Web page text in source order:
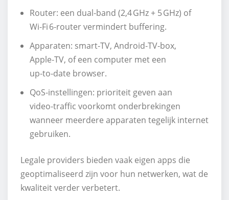
Router: een dual‑band (2,4 GHz + 5 GHz) of
Wi‑Fi 6‑router vermindert buffering.
Apparaten: smart‑TV, Android‑TV‑box,
Apple‑TV, of een computer met een
up‑to‑date browser.
QoS‑instellingen: prioriteit geven aan
video‑traffic voorkomt onderbrekingen
wanneer meerdere apparaten tegelijk internet
gebruiken.
Legale providers bieden vaak eigen apps die
geoptimaliseerd zijn voor hun netwerken, wat de
kwaliteit verder verbetert.